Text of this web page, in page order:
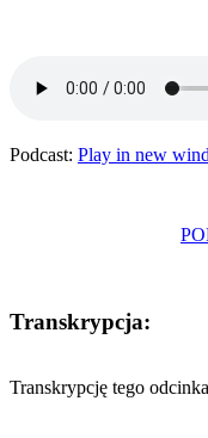
Transkrypcja:
Transkrypcję tego
Podcast: Play in new